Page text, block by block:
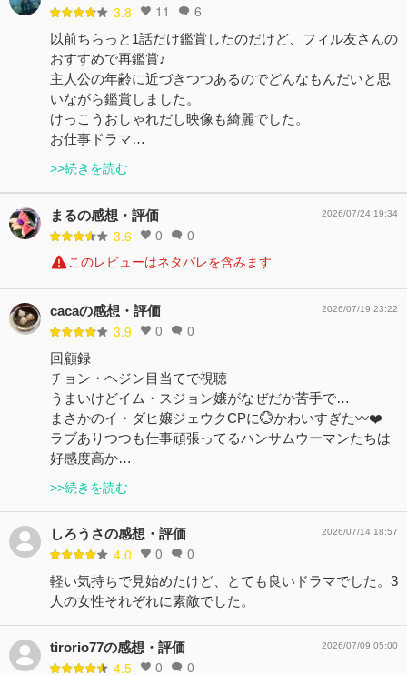
3.8 11 6
以前ちらっと1話だけ鑑賞したのだけど、フィル友さんの
おすすめで再鑑賞♪
主人公の年齢に近づきつつあるのでどんなもんだいと思
いながら鑑賞しました。
けっこうおしゃれだし映像も綺麗でした。
お仕事ドラマ…
>>続きを読む
まるの感想・評価
3.6 0 0
2026/07/24 19:34
このレビューはネタバレを含みます
cacaの感想・評価
3.9 0 0
2026/07/19 23:22
回顧録
チョン・ヘジン目当てで視聴
うまいけどイム・スジョン嬢がなぜだか苦手で…
まさかのイ・ダヒ嬢ジェウクCPに💮かわいすぎた〰️❤️
ラブありつつも仕事頑張ってるハンサムウーマンたちは
好感度高か…
>>続きを読む
しろうさの感想・評価
4.0 0 0
2026/07/14 18:57
軽い気持ちで見始めたけど、とても良いドラマでした。3
人の女性それぞれに素敵でした。
tirorio77の感想・評価
4.5 0 0
2026/07/09 05:00